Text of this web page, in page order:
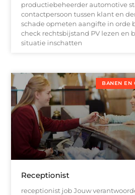
productiebeheerder automotive
contactpersoon tussen klant en
schade opmeten aangifte in orde
check rechtsbijstand PV lezen en
situatie inschatten
BANEN EN
Receptionist
receptionist job Jouw